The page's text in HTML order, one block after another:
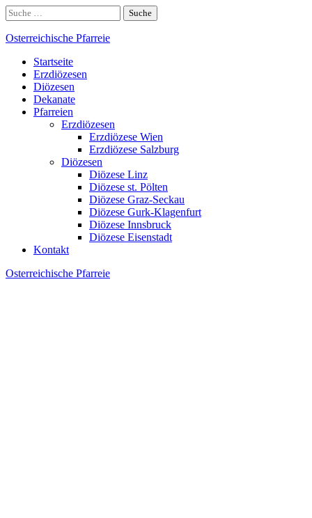
Skip
to
content
Suche
nach:
Osterreichische Pfarreie
Startseite
Erzdiözesen
Diözesen
Dekanate
Pfarreien
Erzdiözesen
Erzdiözese Wien
Erzdiözese Salzburg
Diözesen
Diözese Linz
Diözese st. Pölten
Diözese Graz-Seckau
Diözese Gurk-Klagenfurt
Diözese Innsbruck
Diözese Eisenstadt
Kontakt
Osterreichische Pfarreie